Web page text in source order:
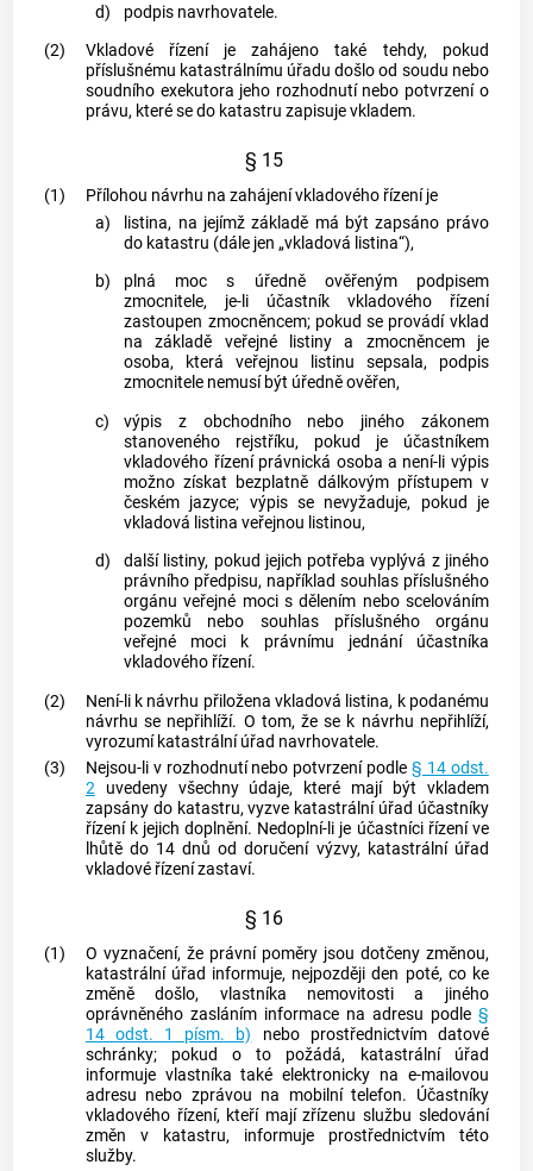
d)
podpis navrhovatele.
(2)
Vkladové řízení je zahájeno také tehdy, pokud
příslušnému katastrálnímu úřadu došlo od soudu nebo
soudního exekutora jeho rozhodnutí nebo potvrzení o
právu, které se do katastru zapisuje vkladem.
§ 15
(1)
Přílohou návrhu na zahájení vkladového řízení je
a)
listina, na jejímž základě má být zapsáno právo
do katastru (dále jen „vkladová listina“),
b)
plná moc s úředně ověřeným podpisem
zmocnitele, je-li účastník vkladového řízení
zastoupen zmocněncem; pokud se provádí vklad
na základě veřejné listiny a zmocněncem je
osoba, kteráveřejnou listinu sepsala, podpis
zmocnitele nemusí být úředně ověřen,
c)
výpis z obchodního nebo jiného zákonem
stanoveného rejstříku, pokud je účastníkem
vkladového řízení právnická osoba a není-li výpis
možno získat bezplatně dálkovým přístupem v
českém jazyce; výpis se nevyžaduje, pokud je
vkladová listinaveřejnou listinou,
d)
další listiny, pokud jejich potřeba vyplývá z jiného
právního předpisu, například souhlas příslušného
orgánu veřejné moci s dělením nebo scelováním
pozemků nebo souhlas příslušného orgánu
veřejné moci k právnímu jednání účastníka
vkladového řízení.
(2)
Není-li k návrhu přiložena vkladová listina, k podanému
návrhu se nepřihlíží. O tom, že se k návrhu nepřihlíží,
vyrozumí katastrální úřad navrhovatele.
(3)
Nejsou-li v rozhodnutí nebo potvrzení podle§ 14 odst.
2uvedeny všechny údaje, které mají být vkladem
zapsány do katastru, vyzve katastrální úřad účastníky
řízení k jejich doplnění. Nedoplní-li je účastníci řízení ve
lhůtě do 14 dnů od doručení výzvy, katastrální úřad
vkladové řízení zastaví.
§ 16
(1)
O vyznačení, že právní poměry jsou dotčeny změnou,
katastrální úřad informuje, nejpozději den poté, co ke
změně došlo, vlastníka nemovitosti a jiného
oprávněného zasláním informace na adresu podle §
14 odst. 1 písm. b) nebo prostřednictvím datové
schránky; pokud o to požádá, katastrální úřad
informuje vlastníka také elektronicky na e-mailovou
adresu nebo zprávou na mobilní telefon. Účastníky
vkladového řízení, kteří mají zřízenu službu sledování
změn v
katastru, informuje prostřednictvím této
služby.